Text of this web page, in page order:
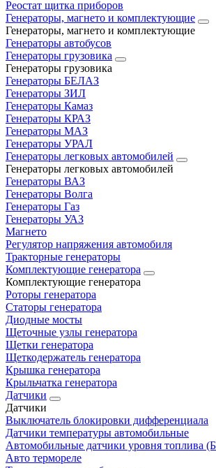
Реостат щитка приборов
Генераторы, магнето и комплектующие
Генераторы, магнето и комплектующие
Генераторы автобусов
Генераторы грузовика
Генераторы грузовика
Генераторы БЕЛАЗ
Генераторы ЗИЛ
Генераторы Камаз
Генераторы КРАЗ
Генераторы МАЗ
Генераторы УРАЛ
Генераторы легковых автомобилей
Генераторы легковых автомобилей
Генераторы ВАЗ
Генераторы Волга
Генераторы Газ
Генераторы УАЗ
Магнето
Регулятор напряжения автомобиля
Тракторные генераторы
Комплектующие генератора
Комплектующие генератора
Роторы генератора
Статоры генератора
Диодные мосты
Щеточные узлы генератора
Щетки генератора
Щеткодержатель генератора
Крышка генератора
Крыльчатка генератора
Датчики
Датчики
Выключатель блокировки дифференциала
Датчики температуры автомобильные
Автомобильные датчики уровня топлива
Авто термореле